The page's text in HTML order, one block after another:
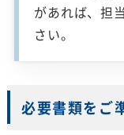
があれば、担
さい。
必要書類をご